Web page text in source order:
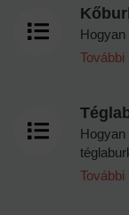
További
További